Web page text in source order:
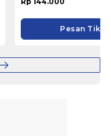
Pesan Tiket